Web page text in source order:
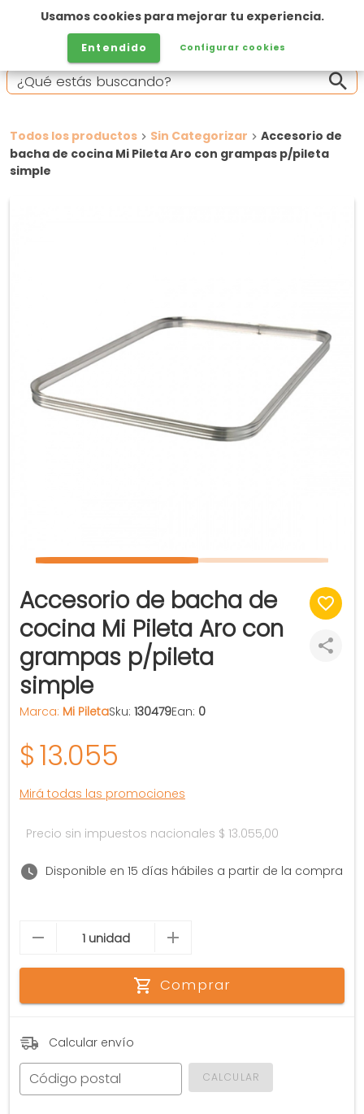
Todos los productos Sin Categorizar
Accesorio de
bacha de cocina Mi Pileta Aro con grampas p/pileta
simple
Accesorio de bacha de
cocina Mi Pileta Aro con
grampas p/pileta
simple
Marca: Mi PiletaSku: 130479Ean: 0
$13.055
Mirá todas las promociones
Precio sin impuestos nacionales $ 13.055,00
Disponible en 15 días hábiles a partir de la compra
Comprar
Calcular envío
Código postal CALCULAR
Usamos cookies para mejorar tu experiencia.
Entendido Configurar cookies